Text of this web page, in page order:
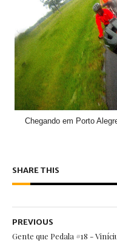
Chegando em Porto
SHARE THIS
PREVIOUS
Gente que Pedala #18 -